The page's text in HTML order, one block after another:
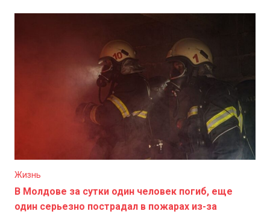
участке дороги G12 G11 – Плопь – Хородиште –
Жизнь
В Молдове за сутки один человек погиб, еще
один серьезно пострадал в пожарах из-за